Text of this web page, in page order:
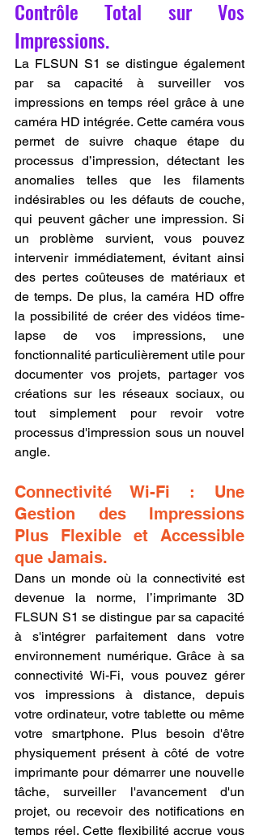
Contrôle Total sur Vos
Impressions.
La FLSUN S1 se distingue également
par sa capacité à surveiller vos
impressions en temps réel grâce à une
caméra HD intégrée. Cette caméra vous
permet de suivre chaque étape du
processus d’impression, détectant les
anomalies telles que les filaments
indésirables ou les défauts de couche,
qui peuvent gâcher une impression. Si
un problème survient, vous pouvez
intervenir immédiatement, évitant ainsi
des pertes coûteuses de matériaux et
de temps. De plus, la caméra HD offre
la possibilité de créer des vidéos time-
lapse de vos impressions, une
fonctionnalité particulièrement utile pour
documenter vos projets, partager vos
créations sur les réseaux sociaux, ou
tout simplement pour revoir votre
processus d'impression sous un nouvel
angle.
Connectivité Wi-Fi : Une
Gestion des Impressions
Plus Flexible et Accessible
que Jamais.
Dans un monde où la connectivité est
devenue la norme, l’imprimante 3D
FLSUN S1 se distingue par sa capacité
à s'intégrer parfaitement dans votre
environnement numérique. Grâce à sa
connectivité Wi-Fi, vous pouvez gérer
vos impressions à distance, depuis
votre ordinateur, votre tablette ou même
votre smartphone. Plus besoin d'être
physiquement présent à côté de votre
imprimante pour démarrer une nouvelle
tâche, surveiller l'avancement d'un
projet, ou recevoir des notifications en
temps réel. Cette flexibilité accrue vous